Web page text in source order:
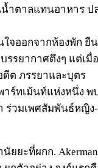
ตาลแทนอาหาร ป
ใจออกจากห้องพัก ยื
ยากาศตึงๆ แต่เมื่อ
ต ภรรยาและบุตร
าร์ทเม้นท์แห่งหนึ่ง
วมเพศสัมพันธ์หญิง
ยะที่ผกก.